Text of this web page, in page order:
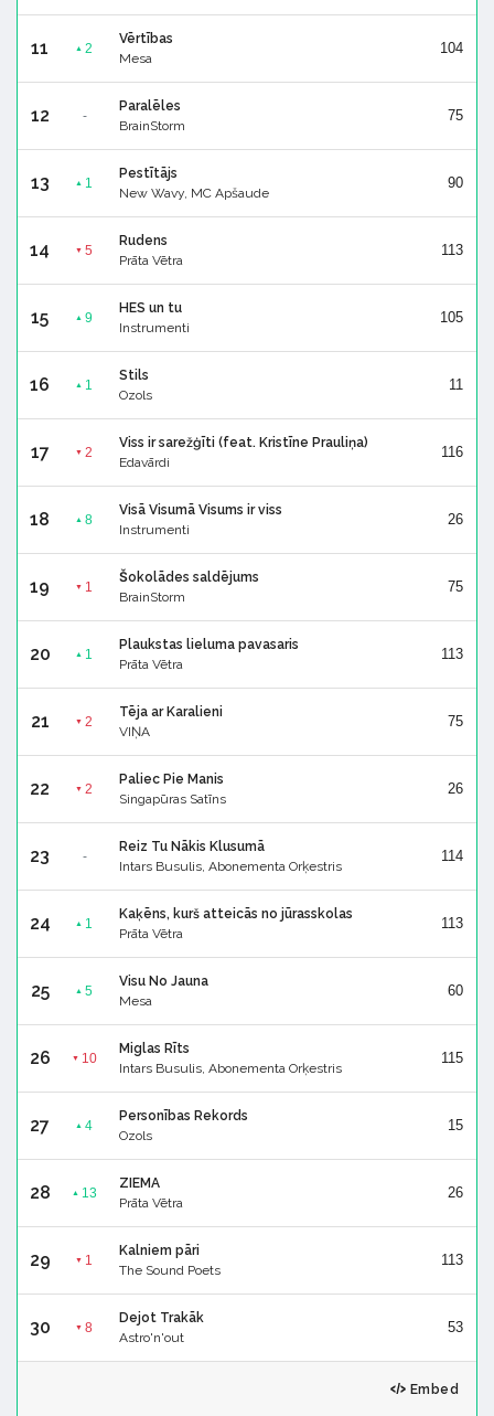
11 ▲ 2
Vērtības
Mesa
104
12 -
Paralēles
BrainStorm
75
13 ▲ 1
Pestītājs
New Wavy, MC Apšaude
90
14 ▼ 5
Rudens
Prāta Vētra
113
15 ▲ 9
HES un tu
Instrumenti
105
16 ▲ 1
Stils
Ozols
11
17 ▼ 2
Viss ir sarežģīti (feat. Kristīne Prauliņa)
Edavārdi
116
18 ▲ 8
Visā Visumā Visums ir viss
Instrumenti
26
19 ▼ 1
Šokolādes saldējums
BrainStorm
75
20 ▲ 1
Plaukstas lieluma pavasaris
Prāta Vētra
113
21 ▼ 2
Tēja ar Karalieni
VIŅA
75
22 ▼ 2
Paliec Pie Manis
Singapūras Satīns
26
23 -
Reiz Tu Nākis Klusumā
Intars Busulis, Abonementa Orķestris
114
24 ▲ 1
Kaķēns, kurš atteicās no jūrasskolas
Prāta Vētra
113
25 ▲ 5
Visu No Jauna
Mesa
60
26 ▼ 10
Miglas Rīts
Intars Busulis, Abonementa Orķestris
115
27 ▲ 4
Personības Rekords
Ozols
15
28 ▲ 13
ZIEMA
Prāta Vētra
26
29 ▼ 1
Kalniem pāri
The Sound Poets
113
30 ▼ 8
Dejot Trakāk
Astro'n'out
53
Embed